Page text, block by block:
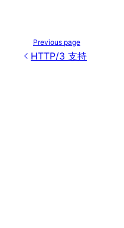
Previous page
HTTP/3 支持